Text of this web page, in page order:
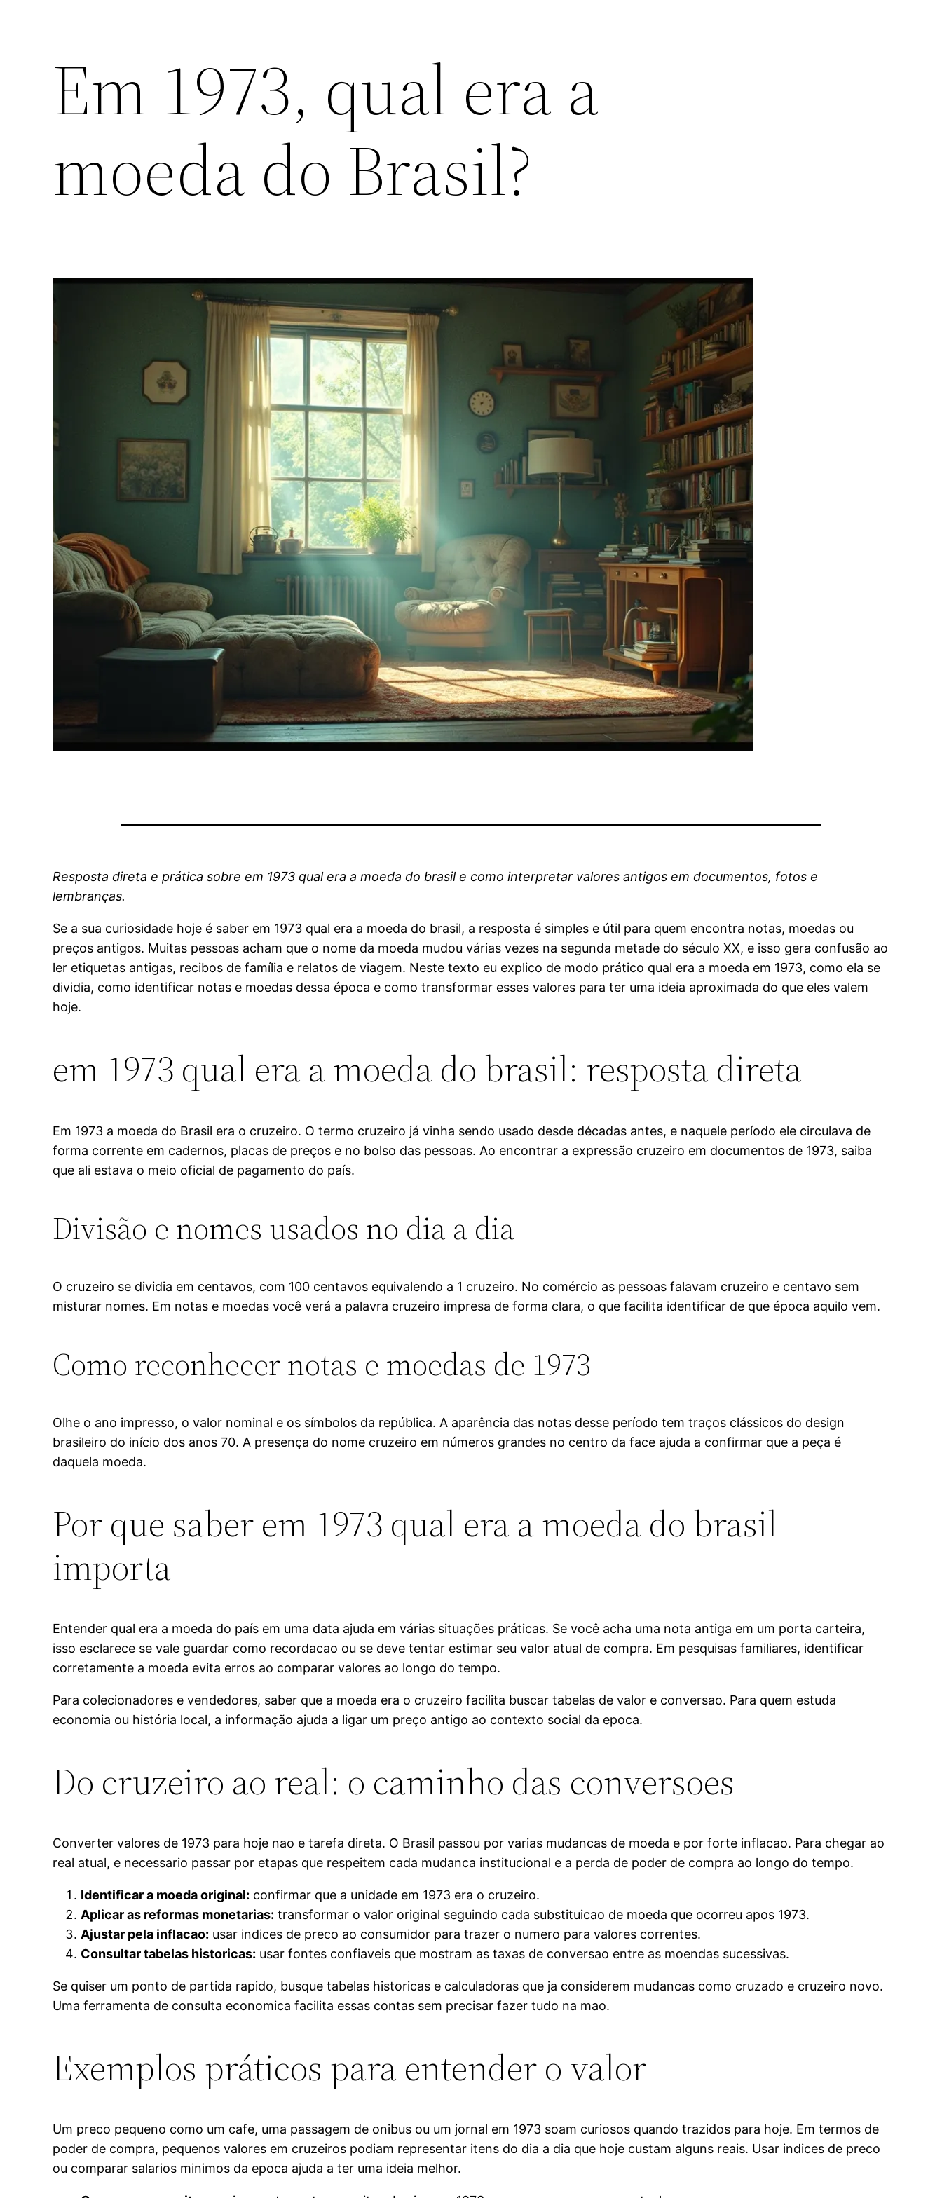
Em 1973, qual era a
moeda do Brasil?
Resposta direta e prática sobre em 1973 qual era a moeda do brasil e como interpretar valores antigos em documentos, fotos e
lembranças.
Se a sua curiosidade hoje é saber em 1973 qual era a moeda do brasil, a resposta é simples e útil para quem encontra notas, moedas ou
preços antigos. Muitas pessoas acham que o nome da moeda mudou várias vezes na segunda metade do século XX, e isso gera confusão ao
ler etiquetas antigas, recibos de família e relatos de viagem. Neste texto eu explico de modo prático qual era a moeda em 1973, como ela se
dividia, como identificar notas e moedas dessa época e como transformar esses valores para ter uma ideia aproximada do que eles valem
hoje.
em 1973 qual era a moeda do brasil: resposta direta
Em 1973 a moeda do Brasil era o cruzeiro. O termo cruzeiro já vinha sendo usado desde décadas antes, e naquele período ele circulava de
forma corrente em cadernos, placas de preços e no bolso das pessoas. Ao encontrar a expressão cruzeiro em documentos de 1973, saiba
que ali estava o meio oficial de pagamento do país.
Divisão e nomes usados no dia a dia
O cruzeiro se dividia em centavos, com 100 centavos equivalendo a 1 cruzeiro. No comércio as pessoas falavam cruzeiro e centavo sem
misturar nomes. Em notas e moedas você verá a palavra cruzeiro impresa de forma clara, o que facilita identificar de que época aquilo vem.
Como reconhecer notas e moedas de 1973
Olhe o ano impresso, o valor nominal e os símbolos da república. A aparência das notas desse período tem traços clássicos do design
brasileiro do início dos anos 70. A presença do nome cruzeiro em números grandes no centro da face ajuda a confirmar que a peça é
daquela moeda.
Por que saber em 1973 qual era a moeda do brasil
importa
Entender qual era a moeda do país em uma data ajuda em várias situações práticas. Se você acha uma nota antiga em um porta carteira,
isso esclarece se vale guardar como recordacao ou se deve tentar estimar seu valor atual de compra. Em pesquisas familiares, identificar
corretamente a moeda evita erros ao comparar valores ao longo do tempo.
Para colecionadores e vendedores, saber que a moeda era o cruzeiro facilita buscar tabelas de valor e conversao. Para quem estuda
economia ou história local, a informação ajuda a ligar um preço antigo ao contexto social da epoca.
Do cruzeiro ao real: o caminho das conversoes
Converter valores de 1973 para hoje nao e tarefa direta. O Brasil passou por varias mudancas de moeda e por forte inflacao. Para chegar ao
real atual, e necessario passar por etapas que respeitem cada mudanca institucional e a perda de poder de compra ao longo do tempo.
Identificar a moeda original: confirmar que a unidade em 1973 era o cruzeiro.
Aplicar as reformas monetarias: transformar o valor original seguindo cada substituicao de moeda que ocorreu apos 1973.
Ajustar pela inflacao: usar indices de preco ao consumidor para trazer o numero para valores correntes.
Consultar tabelas historicas: usar fontes confiaveis que mostram as taxas de conversao entre as moendas sucessivas.
Se quiser um ponto de partida rapido, busque tabelas historicas e calculadoras que ja considerem mudancas como cruzado e cruzeiro novo.
Uma ferramenta de consulta economica facilita essas contas sem precisar fazer tudo na mao.
Exemplos práticos para entender o valor
Um preco pequeno como um cafe, uma passagem de onibus ou um jornal em 1973 soam curiosos quando trazidos para hoje. Em termos de
poder de compra, pequenos valores em cruzeiros podiam representar itens do dia a dia que hoje custam alguns reais. Usar indices de preco
ou comparar salarios minimos da epoca ajuda a ter uma ideia melhor.